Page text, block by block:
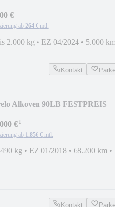
€
ab 264 € mtl.
2.000 kg • EZ 04/2024 • 5.000 km
Kontakt
Alkoven 90LB FESTPREIS
€¹
ab 1.856 € mtl.
kg • EZ 01/2018 • 68.200 km •
Kontakt